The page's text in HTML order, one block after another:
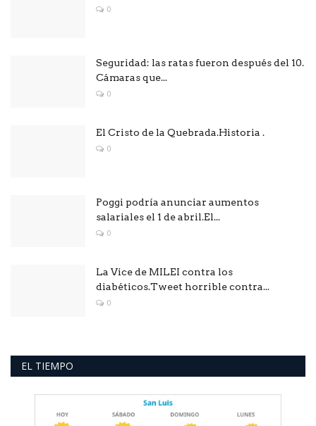
0
Seguridad: las ratas fueron después del 10.
Cámaras que...
0
El Cristo de la Quebrada.Historia .
0
Poggi podría anunciar aumentos
salariales el 1 de abril.El...
0
La Vice de MILEI contra los
diabéticos.Tweet horrible contra...
0
EL TIEMPO